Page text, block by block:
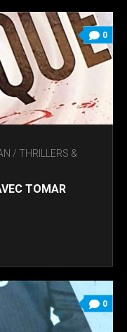
0
/ THRILLERS &
TOMAR
0